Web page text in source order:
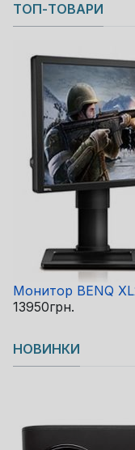
Copyright
JoomShopping
ТОП-ТОВАРИ
Монитор BENQ
13950грн.
НОВИНКИ